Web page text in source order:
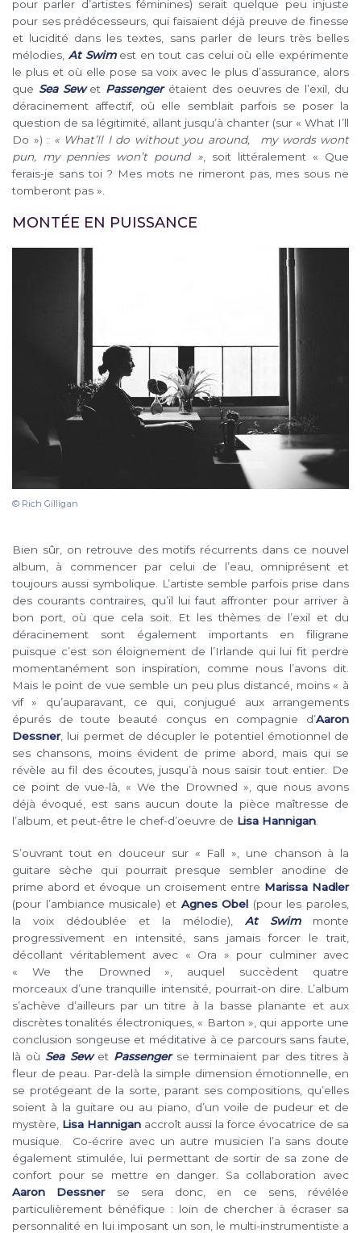
pour parler d’artistes féminines) serait quelque peu injuste
pour ses prédécesseurs, qui faisaient déjà preuve de finesse
et lucidité dans les textes, sans parler de leurs très belles
mélodies, At Swimest en tout cas celui où elle expérimente
le plus et où elle pose sa voix avec le plus d’assurance, alors
que Sea Sewet Passengerétaient des oeuvres de l’exil, du
déracinement affectif, où elle semblait parfois se poser la
question de sa légitimité, allant jusqu’à chanter (sur « What I’ll
Do ») : « What’ll I do without you around, my words wont
pun, my pennies won’t pound », soit littéralement « Que
ferais-je sans toi ? Mes mots ne rimeront pas, mes sous ne
tomberont pas ».
MONTÉE EN PUISSANCE
© Rich Gilligan
Bien sûr, on retrouve des motifs récurrents dans ce nouvel
album, à commencer par celui de l’eau, omniprésent et
toujours aussi symbolique. L’artiste semble parfois prise dans
des courants contraires, qu’il lui faut affronter pour arriver à
bon port, où que cela soit. Et les thèmes de l’exil et du
déracinement sont également importants en filigrane
puisque c’est son éloignement de l’Irlande qui lui fit perdre
momentanément son inspiration, comme nous l’avons dit.
Mais le point de vue semble un peu plus distancé, moins « à
vif » qu’auparavant, ce qui, conjugué aux arrangements
épurés de toute beauté conçus en compagnie d’Aaron
Dessner, lui permet de décupler le potentiel émotionnel de
ses chansons, moins évident de prime abord, mais qui se
révèle au fil des écoutes, jusqu’à nous saisir tout entier. De
ce point de vue-là, « We the Drowned », que nous avons
déjà évoqué, est sans aucun doute la pièce maîtresse de
l’album, et peut-être le chef-d’oeuvre de Lisa Hannigan
S’ouvrant tout en douceur sur « Fall », une chanson à la
guitare sèche qui pourrait presque sembler anodine de
prime abord et évoque un croisement entre Marissa Nadler
(pour l’ambiance musicale) et Agnes Obel (pour les paroles,
la voix dédoublée et la mélodie), At Swimmonte
progressivement en intensité, sans jamais forcer le trait,
décollant véritablement avec « Ora » pour culminer avec
« We the Drowned », auquel succèdent quatre
morceaux d’une tranquille intensité, pourrait-on dire. L’album
s’achève d’ailleurs par un titre à la basse planante et aux
discrètes tonalités électroniques, « Barton », qui apporte une
conclusion songeuse et méditative à ce parcours sans faute,
là où Sea Sewet Passengerse terminaient par des titres à
fleur de peau. Par-delà la simple dimension émotionnelle, en
se protégeant de la sorte, parant ses compositions, qu’elles
soient à la guitare ou au piano, d’un voile de pudeur et de
mystère, Lisa Hannigan accroît aussi la force évocatrice de sa
musique. Co-écrire avec un autre musicien l’a sans doute
également stimulée, lui permettant de sortir de sa zone de
confort pour se mettre en danger. Sa collaboration avec
Aaron Dessnerse sera donc, en ce sens, révélée
particulièrement bénéfique : loin de chercher à écraser sa
personnalité en lui imposant un son, le multi-instrumentiste a